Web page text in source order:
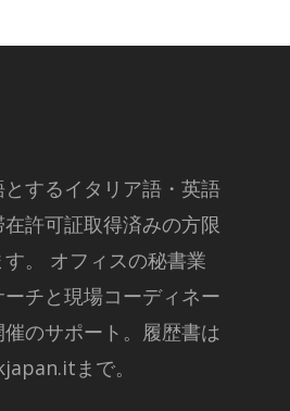
するイタリア語・英語
許可証取得済みの方限
。 オフィスの秘書業
チと現場コーディネー
催のサポート。履歴書は
まで。